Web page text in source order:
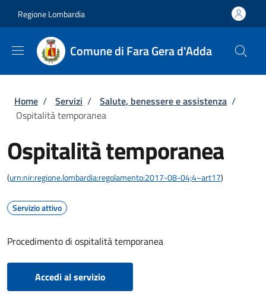
Regione Lombardia
Comune di Fara Gera d'Adda
Briciole di pane
Home / Servizi / Salute, benessere e assistenza /
Ospitalità temporanea
Ospitalità temporanea
(urn:nir:regione.lombardia:regolamento:2017-08-04;4~art17)
Servizio attivo
Procedimento di ospitalità temporanea
Accedi al servizio